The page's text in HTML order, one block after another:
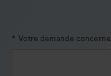
57
58
* Votre demande concerne